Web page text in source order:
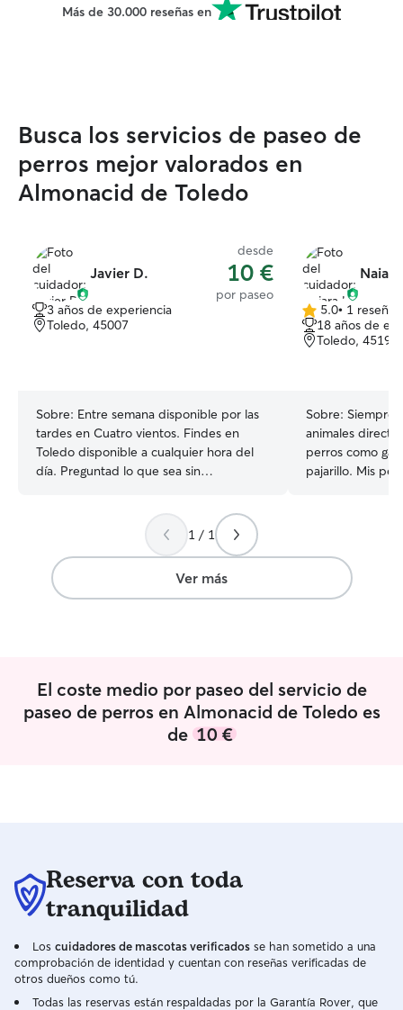
Más de 30.000 reseñas en
Busca los servicios de paseo de
perros mejor valorados en
Almonacid de Toledo
Javier D.
desde
10 €
por paseo
3 años de experiencia
Toledo, 45007
Sobre: Entre semana disponible por las
tardes en Cuatro vientos. Findes en
Toledo disponible a cualquier hora del
día. Preguntad lo que sea sin
mi horario, pero por el momento tengo
mucha flexibilidad, de viernes a domingo
los tengo libres enteros, y de lunes a
jueves depende de las horas pero tengo
muchas horas sueltas. Puedo acercarme
absoluto ir para cuidar, pasear o dar de
comer.
5.0
de
5
5.0• 1 reseña
18 años de
Toledo, 45190
Sobre: Siempre
animales
perros como
pajarillo. Mis
pasearles...
intento darles
animales con
vosotros. Tengo disponibilidad flexible,
principalmente
dudes en
sin ayuda, o
profesional
de alergias,
1 / 1
Ver más
El coste medio por paseo del servicio de
paseo de perros en Almonacid de Toledo es
de 10 €
Reserva con toda
tranquilidad
Los cuidadores de mascotas verificados se han sometido a una
comprobación de identidad y cuentan con reseñas verificadas de
otros dueños como tú.
Todas las reservas están respaldadas por la Garantía Rover, que